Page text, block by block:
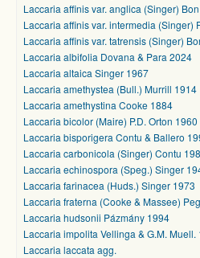
Laccaria affinis var. anglica (Singer)
Laccaria affinis var. intermedia (Singer)
Laccaria affinis var. tatrensis (Singer)
Laccaria albifolia Dovana & Para 2024
Laccaria altaica Singer 1967
Laccaria amethystea (Bull.) Murrill 1914
Laccaria amethystina Cooke 1884
Laccaria bicolor (Maire) P.D. Orton 1960
Laccaria bisporigera Contu & Ballero
Laccaria carbonicola (Singer) Contu
Laccaria echinospora (Speg.) Singer
Laccaria farinacea (Huds.) Singer 1973
Laccaria fraterna (Cooke & Massee)
Laccaria hudsonii Pázmány 1994
Laccaria impolita Vellinga & G.M. Muell.
Laccaria laccata agg.